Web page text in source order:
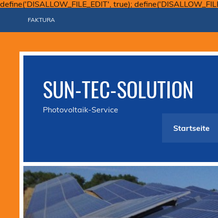
define('DISALLOW_FILE_EDIT', true);
FAKTURA
SUN-TEC-SOLUTION
Photovoltaik-Service
Startseite